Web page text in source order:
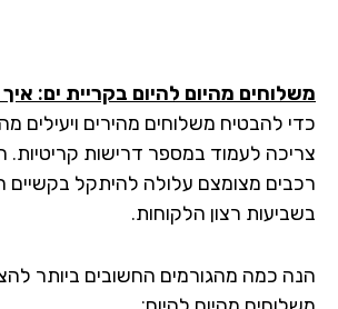
מהיום להיום בקריית ים: איך זה
להבטיח משלוחים מהירים ויעילים מהיום
לעמוד במספר דרישות קריטיות.
מצומצם עלולה להיתקל בקשיים רבים
רצון הלקוחות.
כמה מהגורמים החשובים ביותר